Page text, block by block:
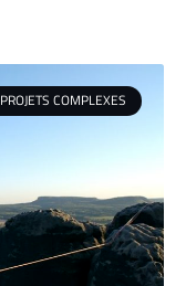
PROJETS COMPLEXES